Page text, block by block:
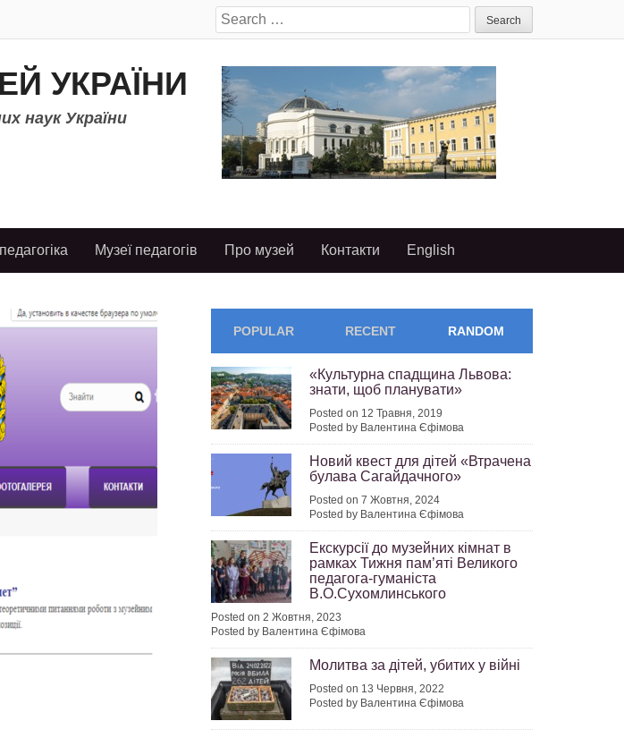
Search
for:
УКРАЇНИ
наук України
Музеї педагогів Про музей Контакти English
POPULAR RECENT RANDOM
«Культурна спадщина Львова:
знати, щоб планувати»
Posted on 12 Травня, 2019
Posted by Валентина Єфімова
Новий квест для дітей «Втрачена
булава Сагайдачного»
Posted on 7 Жовтня, 2024
Posted by Валентина Єфімова
Екскурсії до музейних кімнат в
рамках Тижня пам’яті Великого
педагога-гуманіста
В.О.Сухомлинського
Posted on 2 Жовтня, 2023
Posted by Валентина Єфімова
Молитва за дітей, убитих у війні
Posted on 13 Червня, 2022
Posted by Валентина Єфімова